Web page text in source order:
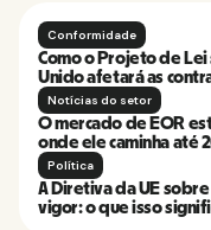
Conformidade
Como o Projeto de
Unido afetará as
Notícias do setor
O mercado de EOR
onde ele caminha até
Política
A Diretiva da UE
vigor: o que isso